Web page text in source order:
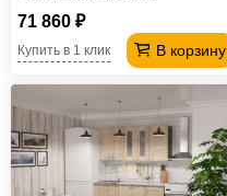
71 860 ₽
В корзину
Купить в 1 клик